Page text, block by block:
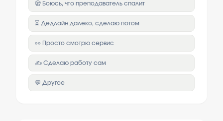
🫣 Боюсь, что преподаватель спалит
⏳ Дедлайн далеко, сделаю потом
👀 Просто смотрю сервис
✍️ Сделаю работу сам
💬 Другое